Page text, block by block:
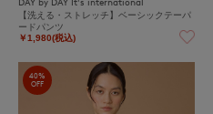
【洗える・ストレッチ】ベーシックテーパ
ードパンツ
￥1,980(税込)
40%
OFF